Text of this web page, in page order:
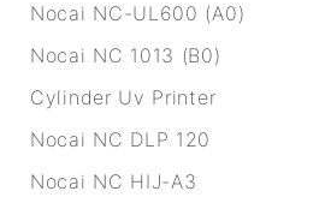
Nocai NC-UL600 (A0)
Nocai NC 1013 (B0)
Cylinder Uv Printer
Nocai NC DLP 120
Nocai NC HIJ-A3